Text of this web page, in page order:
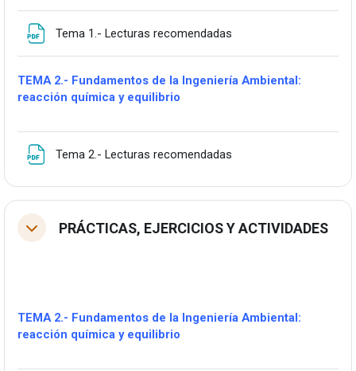
Tema 1.- Lecturas recomendadas
TEMA 2.- Fundamentos de la Ingeniería Ambiental:
reacción química y equilibrio
Tema 2.- Lecturas recomendadas
TolestuPRÁCTICAS, EJERCICIOS Y ACTIVIDADES
TEMA 2.- Fundamentos de la Ingeniería Ambiental:
reacción química y equilibrio